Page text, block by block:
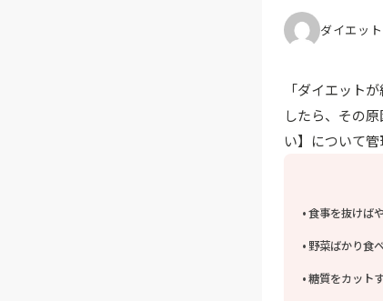
ダイエッ
「ダイエット
したら、その
い】について
食事を抜けば
野菜ばかり食
糖質をカット